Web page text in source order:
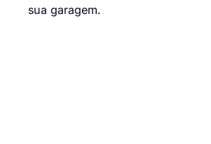
sua garagem.